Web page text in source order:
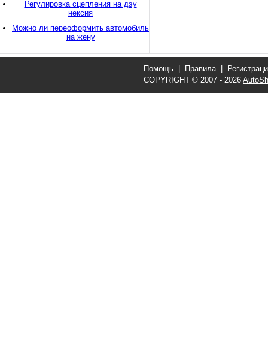
Регулировка сцепления на дэу
нексия
Можно ли переоформить автомобиль
на жену
Помощь Правила|
COPYRIGHT © 2007 - 2026